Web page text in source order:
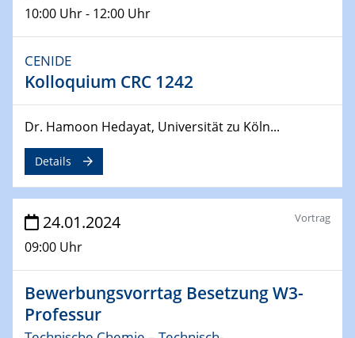
04.04.2024
CENIDE & WIN Seminar Series on 2D-
Speaker: Jonathan Coleman (Trinity College Dublin)
10.04.2024 - 11.04.2024
Kooperationsseminar | Elektrolyse und
Online Workshop
Ben Gurion University
25.04.2024
CENIDE & WIN Seminar Series on 2D-
MATURE
Speaker: Albert Dato (Harvey Mudd College)
10:00 Uhr - 12:00 Uhr
CENIDE
Kolloquium CRC 1242
Dr. Hamoon Hedayat, Universität zu Köln...
Details
24.01.2024
09:00 Uhr
Vortrag
Bewerbungsvorrtag Besetzung W3-
Professur